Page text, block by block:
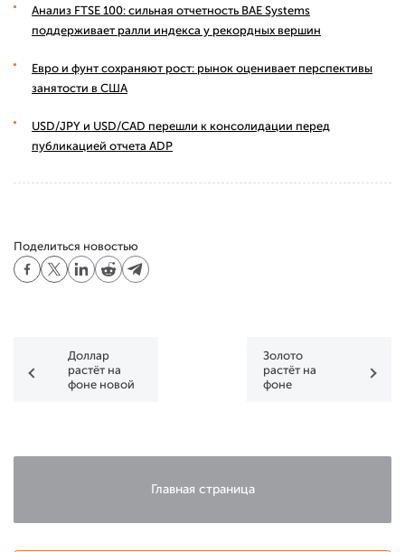
Анализ FTSE 100: сильная отчетность BAE Systems
поддерживает ралли индекса у рекордных вершин
Евро и фунт сохраняют рост: рынок оценивает перспективы
занятости в США
USD/JPY и USD/CAD перешли к консолидации перед
публикацией отчета ADP
Поделиться новостью
Доллар
растёт на
фоне новой
Золото
растёт на
фоне
Главная страница